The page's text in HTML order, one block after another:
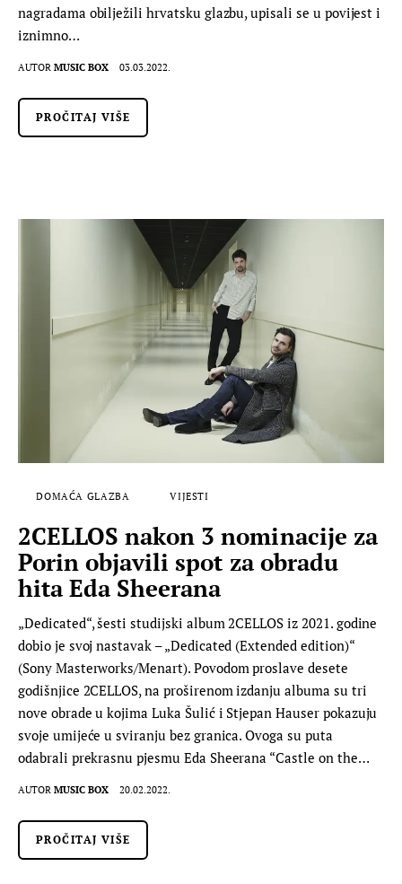
nagradama obilježili hrvatsku glazbu, upisali se u povijest i
iznimno…
AUTOR MUSIC BOX 03.03.2022.
PROČITAJ VIŠE
DOMAĆA GLAZBA VIJESTI
2CELLOS nakon 3 nominacije za
Porin objavili spot za obradu
hita Eda Sheerana
„Dedicated“, šesti studijski album 2CELLOS iz 2021. godine
dobio je svoj nastavak – „Dedicated (Extended edition)“
(Sony Masterworks/Menart). Povodom proslave desete
godišnjice 2CELLOS, na proširenom izdanju albuma su tri
nove obrade u kojima Luka Šulić i Stjepan Hauser pokazuju
svoje umijeće u sviranju bez granica. Ovoga su puta
odabrali prekrasnu pjesmu Eda Sheerana “Castle on the…
AUTOR MUSIC BOX 20.02.2022.
PROČITAJ VIŠE